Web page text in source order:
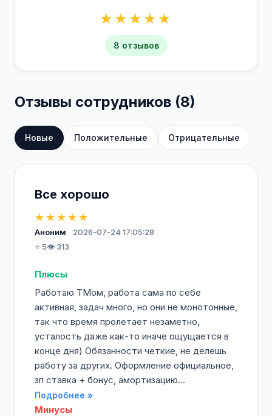
★★★★★
8 отзывов
Отзывы сотрудников (8)
Новые Положительные Отрицательные
Все хорошо
★★★★★
Аноним
2026-07-24 17:05:28
⭐ 5👁️ 313
Плюсы
Работаю ТМом, работа сама по себе
активная, задач много, но они не монотонные,
так что время пролетает незаметно,
усталость даже как-то иначе ощущается в
конце дня) Обязанности четкие, не делешь
работу за других. Оформление официальное,
зп ставка + бонус, амортизацию...
Подробнее »
Минусы